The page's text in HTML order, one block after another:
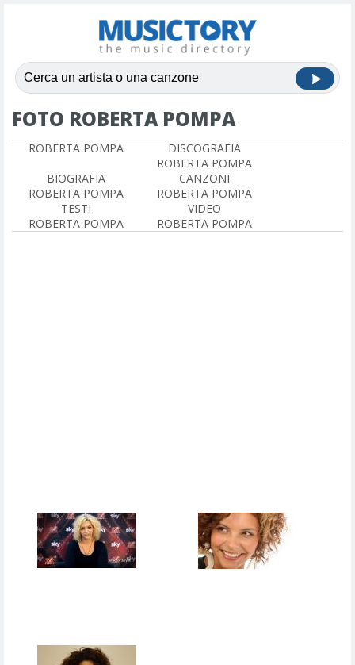
FOTO ROBERTA POMPA
ROBERTA POMPA
DISCOGRAFIA
ROBERTA POMPA
BIOGRAFIA
ROBERTA POMPA
CANZONI
ROBERTA POMPA
TESTI
ROBERTA POMPA
VIDEO
ROBERTA POMPA